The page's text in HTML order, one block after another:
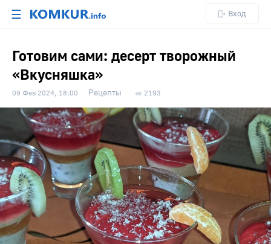
☰ Вход
Готовим сами: десерт творожный
«Вкусняшка»
09 Фев 2024, 18:00 Рецепты 2193